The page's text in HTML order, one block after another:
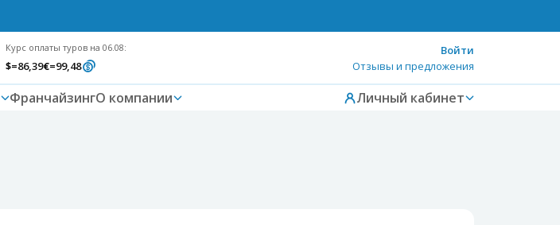
Курс оплаты туров на 06.08:
$=86,39€=99,48
Войти
Отзывы и предложения
ФранчайзингО компании Личный кабинет